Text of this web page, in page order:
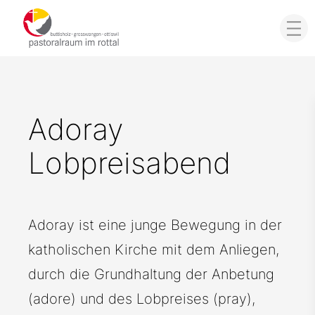
Adoray
Lobpreisabend
Adoray ist eine junge Bewegung in der
katholischen Kirche mit dem Anliegen,
durch die Grundhaltung der Anbetung
(adore) und des Lobpreises (pray),